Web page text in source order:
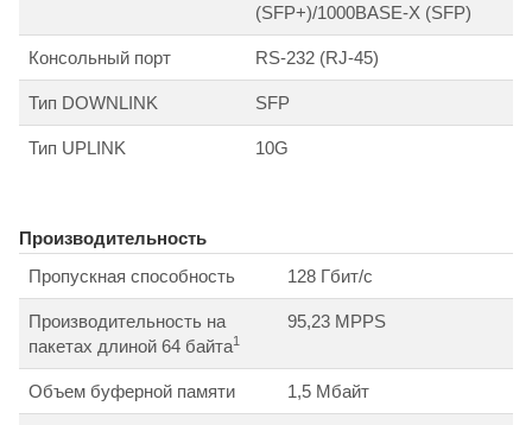
(SFP+)/1000BASE-X (SFP)
Консольный порт RS-232 (RJ-45)
Тип DOWNLINK SFP
Тип UPLINK 10G
Производительность
Пропускная способность
128 Гбит/с
Производительность на
пакетах длиной 64 байта1
95,23 MPPS
Объем буферной памяти 1,5 Мбайт